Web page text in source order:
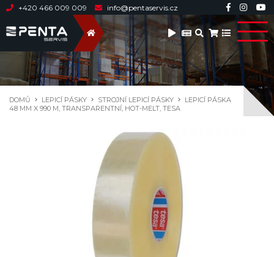
+420 466 009 009 info@pentaservis.cz
DOMŮ LEPICÍ PÁSKY STROJNÍ LEPICÍ PÁSKY
LEPICÍ PÁSKA
48 MM X 990 M, TRANSPARENTNÍ, HOT-MELT, TESA